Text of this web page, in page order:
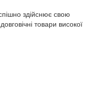
здійснює свою
товари високої